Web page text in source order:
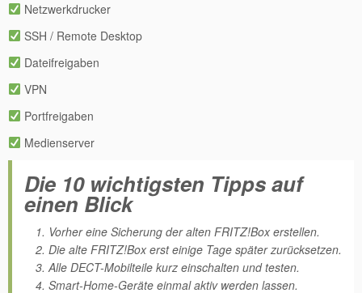
Netzwerkdrucker
SSH / Remote Desktop
Dateifreigaben
VPN
Portfreigaben
Medienserver
Die 10 wichtigsten Tipps auf
einen Blick
Vorher eine Sicherung der alten FRITZ!Box erstellen.
Die alte FRITZ!Box erst einige Tage später zurücksetzen.
Alle DECT-Mobilteile kurz einschalten und testen.
Smart-Home-Geräte einmal aktiv werden lassen.